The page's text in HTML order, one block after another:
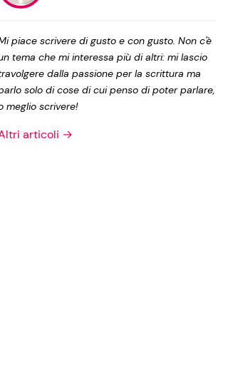
Privacy Policy
piace scrivere di gusto e con gusto. Non c'è
tema che mi interessa più di altri: mi lascio
dalla passione per la scrittura ma
solo di cose di cui penso di poter parlare,
meglio scrivere!
articoli →